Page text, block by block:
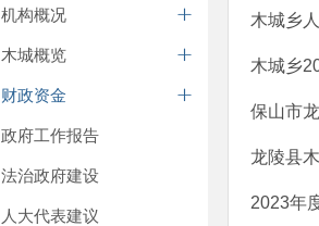
机构概况
木城概览
财政资金
政府工作报告
法治政府建设
人大代表建议
木城乡
木城乡
保山市
龙陵县
2023年